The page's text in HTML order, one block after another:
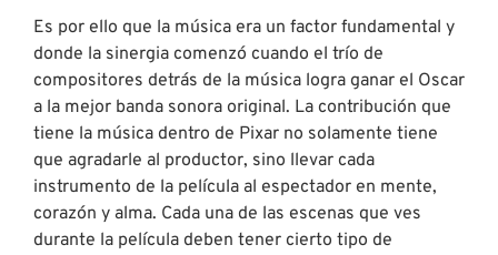
Es por ello que la música era un factor fundamental y
donde la sinergia comenzó cuando el trío de
compositores detrás de la música logra ganar el Oscar
a la mejor banda sonora original. La contribución que
tiene la música dentro de Pixar no solamente tiene
que agradarle al productor, sino llevar cada
instrumento de la película al espectador en mente,
corazón y alma. Cada una de las escenas que ves
durante la película deben tener cierto tipo de